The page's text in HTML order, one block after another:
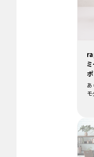
ポ
モ